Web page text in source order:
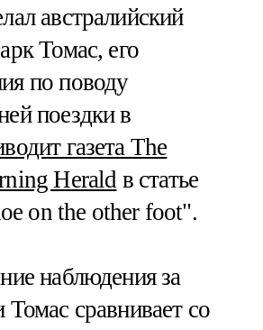
австралийский
Томас, его
по поводу
поездки в
газета The
Heraldв статье
on the other foot".
наблюдения за
Томас сравнивает со